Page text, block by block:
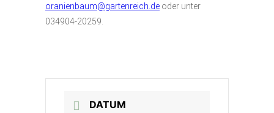
oranienbaum@gartenreich.de oder unter
034904-20259.
DATUM